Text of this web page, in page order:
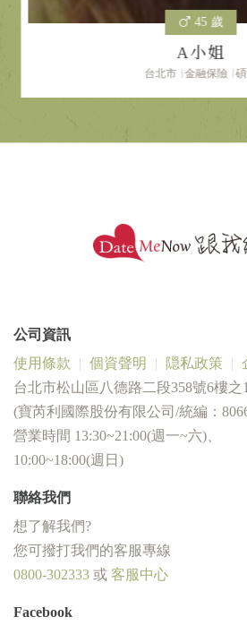
45 歲
A小姐
台北市 金融保險
公司資訊
使用條款
個資聲明 隠私政策
台北市松山區八德路二段358號6樓之1
(寶芮利國際股份有限公司/統編：
營業時間 13:30~21:00(週一~六)、
10:00~18:00(週日)
聯絡我們
想了解我們?
您可撥打我們的客服專線
0800-302333 或 客服中心
Facebook